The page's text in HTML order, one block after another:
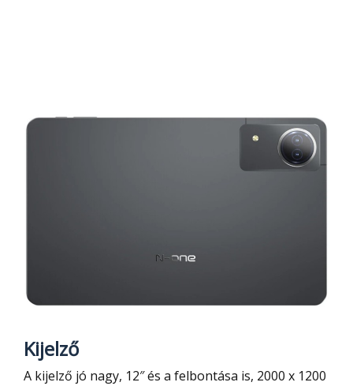
Kijelző
A kijelző jó nagy, 12″ és a felbontása is, 2000 x 1200